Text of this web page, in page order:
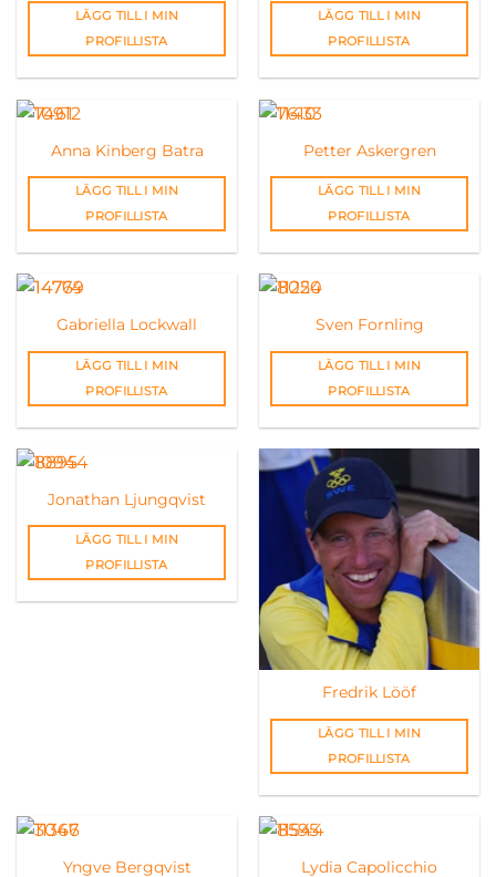
LÄGG TILL I MIN
PROFILLISTA
LÄGG TILL I MIN
PROFILLISTA
Anna Kinberg Batra
LÄGG TILL I MIN
PROFILLISTA
Petter Askergren
LÄGG TILL I MIN
PROFILLISTA
Gabriella Lockwall
LÄGG TILL I MIN
PROFILLISTA
Sven Fornling
LÄGG TILL I MIN
PROFILLISTA
Jonathan Ljungqvist
LÄGG TILL I MIN
PROFILLISTA
Fredrik Lööf
LÄGG TILL I MIN
PROFILLISTA
Yngve Bergqvist Lydia Capolicchio